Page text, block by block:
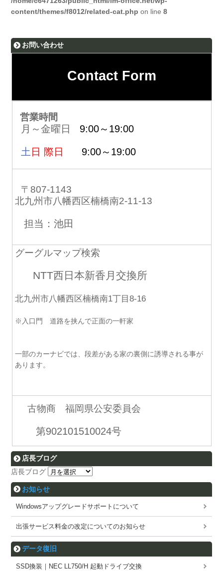
content/themes/f8012/related-cat.php on line8
お問い合わせ
Contact Form
営業時間
月～金曜日 9:00～19:00
土 日 際日 9:00～19:00
〒807-1143
北九州市八幡西区楠橋南2-11-13
担当：池田
グーグルマップ検索
NTT西日本新香月交換所
北九州市八幡西区楠橋南1丁目8-16
※入口門 道路を挟んで正面の一軒家
一部のカーナビでは、段差がある家の裏側に誘導される事が
あります。
古物商 福岡県公安委員会
第902101510024号
店長ブログ
店長ブログ
お知らせ
Windowsアップグレードサポートについて
出張サービス料金の改定についてのお知らせ
データ復旧
SSD換装｜NEC LL750/H 起動ドライブ交換